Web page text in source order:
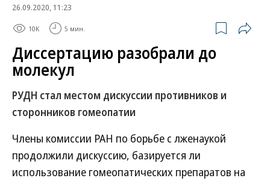
26.09.2020, 11:23
10K 5 мин.
Диссертацию разобрали до
молекул
РУДН стал местом дискуссии противников и
сторонников гомеопатии
Члены комиссии РАН по борьбе с лженаукой
продолжили дискуссию, базируется ли
использование гомеопатических препаратов на